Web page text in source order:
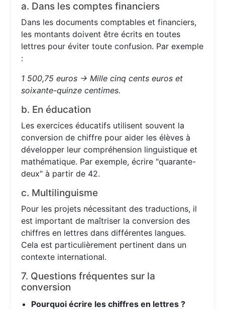
a. Dans les comptes financiers
Dans les documents comptables et financiers,
les montants doivent être écrits en toutes
lettres pour éviter toute confusion. Par exemple
:
1 500,75 euros → Mille cinq cents euros et
soixante-quinze centimes.
b. En éducation
Les exercices éducatifs utilisent souvent la
conversion de chiffre pour aider les élèves à
développer leur compréhension linguistique et
mathématique. Par exemple, écrire "quarante-
deux" à partir de 42.
c. Multilinguisme
Pour les projets nécessitant des traductions, il
est important de maîtriser la conversion des
chiffres en lettres dans différentes langues.
Cela est particulièrement pertinent dans un
contexte international.
7. Questions fréquentes sur la
conversion
Pourquoi écrire les chiffres en lettres ?